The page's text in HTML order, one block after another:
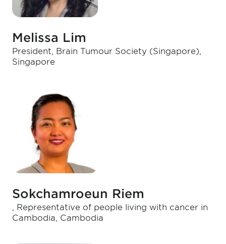
Melissa Lim
President, Brain Tumour Society (Singapore),
Singapore
Sokchamroeun Riem
, Representative of people living with cancer in
Cambodia, Cambodia